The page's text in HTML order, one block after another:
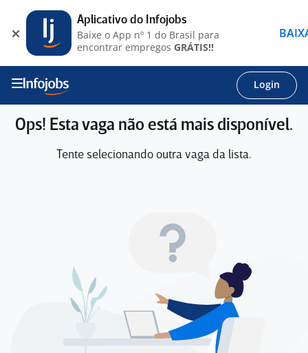
Login
Ops! Esta vaga não está mais disponível.
Tente selecionando outra vaga da lista.
Aplicativo do Infojobs
Baixe o App nº 1 do Brasil para
encontrar empregos GRÁTIS!!